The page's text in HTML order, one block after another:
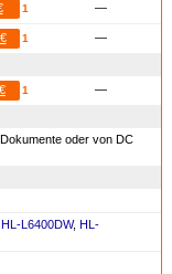
1 —
1 —
1 —
oder von DC
HL-L6400DW, HL-